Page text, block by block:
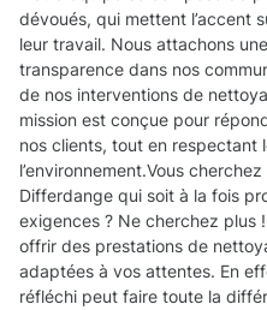
dévoués, qui mettent l’accent
leur travail. Nous attachons
transparence dans nos
de nos interventions de
mission est conçue pour
nos clients, tout en respectant
l’environnement.Vous
Differdange qui soit à la fois
exigences ? Ne cherchez
offrir des prestations de
adaptées à vos attentes. En
réfléchi peut faire toute la